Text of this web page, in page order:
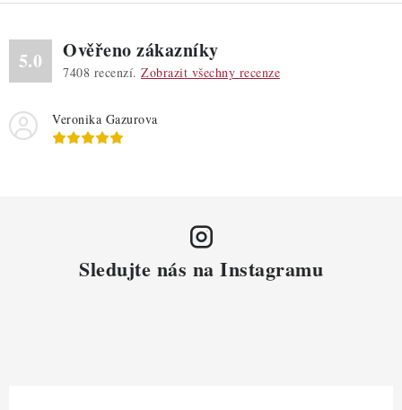
5.0 Ověřeno zákazníky
7408 recenzí. Zobrazit všechny recenze
Veronika Gazurova
Sledujte nás na Instagramu